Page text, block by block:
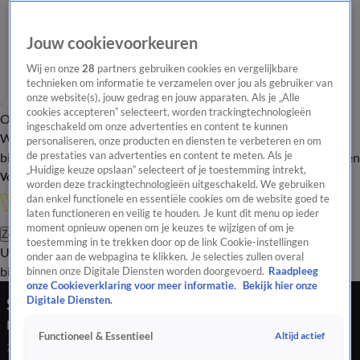
Overzicht Onze programma's Uitzendingen Onze gezichten
In de
WandelgangenInterviewsUitzending
bijwonenPodcastShopVeelgestelde vragenKijkersvraag insturen
Volg Vandaag Inside
Zoeken
UitzendingenVandaag InsideDe OranjezomerShopUitzending
bijwonen
Sam van Royen: ‘Waarom zijn we bang voor
mensen die winnen?’
24 mei 2026, 23:36
Jouw cookievoorkeuren
Wij en onze28 partners gebruiken cookies en vergelijkbare
technieken om informatie te verzamelen over jou als gebruiker van
onze website(s), jouw gedrag en jouw apparaten. Als je „Alle
cookies accepteren” selecteert, worden trackingtechnologieën
ingeschakeld om onze advertenties en content te kunnen
personaliseren, onze producten en diensten te verbeteren en om
de prestaties van advertenties en content te meten. Als je
„Huidige keuze opslaan” selecteert of je toestemming intrekt,
worden deze trackingtechnologieën uitgeschakeld. We gebruiken
dan enkel functionele en essentiële cookies om de website goed te
laten functioneren en veilig te houden. Je kunt dit menu op ieder
moment opnieuw openen om je keuzes te wijzigen of om je
toestemming in te trekken door op de link Cookie-instellingen
onder aan de webpagina te klikken. Je selecties zullen overal
binnen onze Digitale Diensten worden doorgevoerd. Raadpleeg
onze Cookieverklaring voor meer informatie.
Bekijk hier onze
Digitale Diensten.
Functioneel & Essentieel Altijd actief